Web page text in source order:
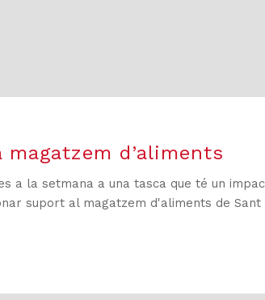
d’aliments
a la setmana a una tasca que té un
suport al magatzem d'aliments de Sant